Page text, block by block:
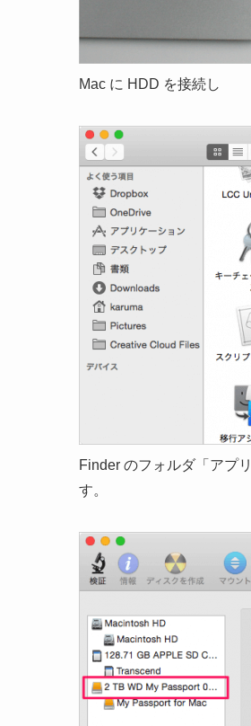
Mac に HDD を接続し
Finder のフォルダ「アプ
す。